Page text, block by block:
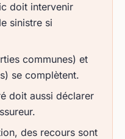
doit intervenir
sinistre si
communes) et
se complètent.
doit aussi déclarer
des recours sont